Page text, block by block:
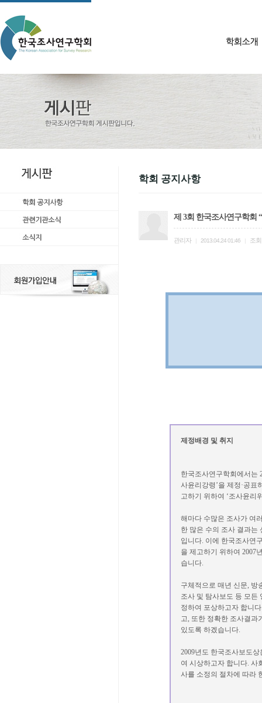
학회 공지사항
제 3회 한국조사연구학회
관리자 2013.04.24 01:46 조회
제정배경 및 취지
한국조사연구학회에서는
사윤리강령’을 제정·공
고하기 위하여 ‘조사윤리
해마다 수많은 조사가 여
한 많은 수의 조사 결과는
입니다. 이에 한국조사연
을 제고하기 위하여 2007
습니다.
구체적으로 매년 신문, 방
조사 및 탐사보도 등 모든
정하여 포상하고자 합니
고, 또한 정확한 조사결과
있도록 하겠습니다.
2009년도 한국조사보도
여 시상하고자 합니다. 사
사를 소정의 절차에